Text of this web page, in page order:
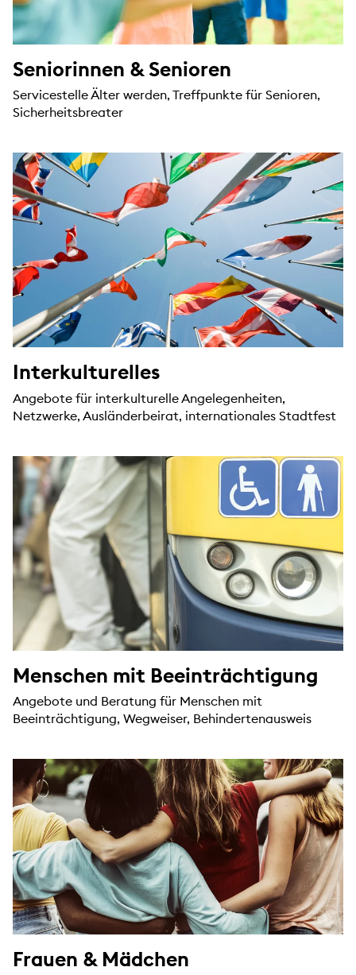
Seniorinnen & Senioren
Servicestelle Älter werden, Treffpunkte für Senioren,
Sicherheitsbreater
Interkulturelles
Angebote für interkulturelle Angelegenheiten,
Netzwerke, Ausländerbeirat, internationales Stadtfest
Menschen mit Beeinträchtigung
Angebote und Beratung für Menschen mit
Beeinträchtigung, Wegweiser, Behindertenausweis
Frauen & Mädchen